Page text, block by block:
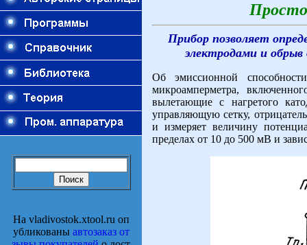
На vladivostok.xtool.ru оп
убликованы автозаказ от
Прибор позволяет
электродами и обрыв
Об эмиссионной
микроамперметра,
вылетающие с нагретого
управляющую сетку,
и измеряет величину
пределах от 10 до 500 мВ и